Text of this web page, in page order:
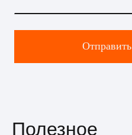
Отправить
Полезное